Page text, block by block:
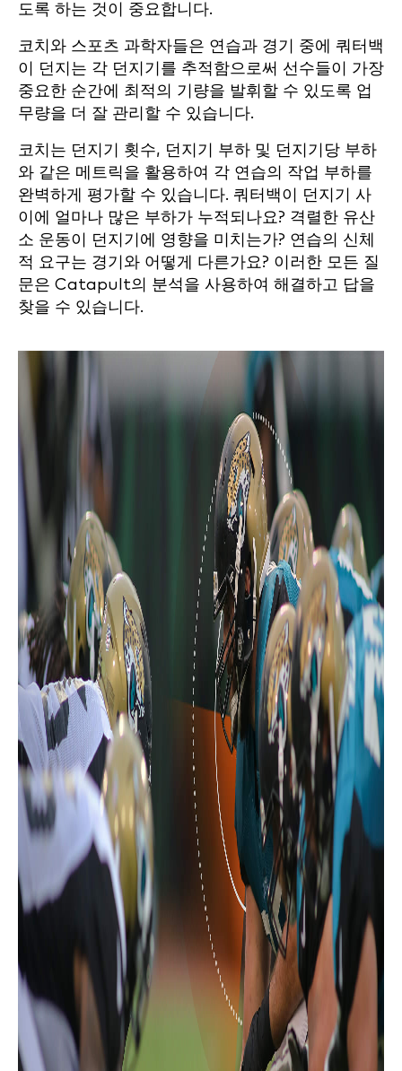
도록 하는 것이 중요합니다.
코치와 스포츠 과학자들은 연습과 경기 중에 쿼터백
이 던지는 각 던지기를 추적함으로써 선수들이 가장
중요한 순간에 최적의 기량을 발휘할 수 있도록 업
무량을 더 잘 관리할 수 있습니다.
코치는 던지기 횟수, 던지기 부하 및 던지기당 부하
와 같은 메트릭을 활용하여 각 연습의 작업 부하를
완벽하게 평가할 수 있습니다. 쿼터백이 던지기 사
이에 얼마나 많은 부하가 누적되나요? 격렬한 유산
소 운동이 던지기에 영향을 미치는가? 연습의 신체
적 요구는 경기와 어떻게 다른가요? 이러한 모든 질
문은 Catapult의 분석을 사용하여 해결하고 답을
찾을 수 있습니다.